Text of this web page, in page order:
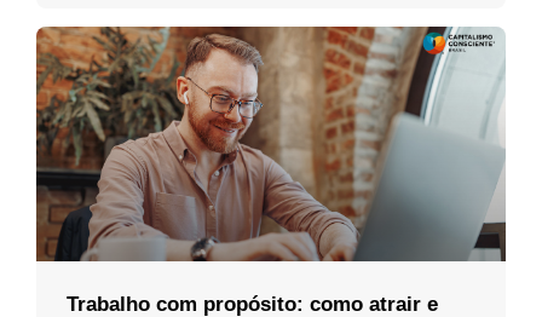
Trabalho com propósito: como atrair e